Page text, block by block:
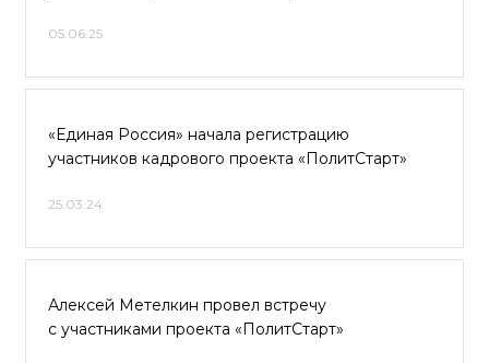
05.06.25
«Единая Россия» начала регистрацию
участников кадрового проекта «ПолитСтарт»
25.03.24
Алексей Метелкин провел встречу
с участниками проекта «ПолитСтарт»